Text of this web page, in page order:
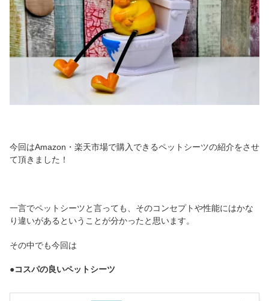
今回はAmazon・楽天市場で購入できるペットシーツの紹介をさせ
て頂きました！
一言でペットシーツと言っても、そのコンセプトや性能にはかな
り違いがあるということが分かったと思います。
その中でも今回は
●コスパの良いペットシーツ